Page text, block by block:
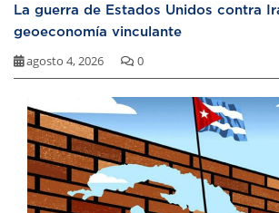
La guerra de Estados Unidos contra
geoeconomía vinculante
agosto 4, 2026 0